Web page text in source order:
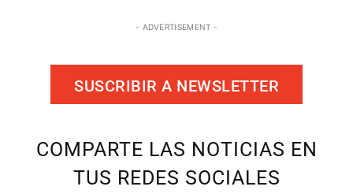
- ADVERTISEMENT -
SUSCRIBIR A NEWSLETTER
COMPARTE LAS NOTICIAS EN
TUS REDES SOCIALES